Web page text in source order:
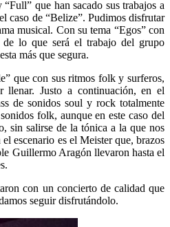
que han sacado sus trabajos a
caso de “Belize”. Pudimos disfrutar
musical. Con su tema “Egos” con
de lo que será el trabajo del grupo
más que segura.
que con sus ritmos folk y surferos,
llenar. Justo a continuación, en el
de sonidos soul y rock totalmente
folk, aunque en este caso del
sin salirse de la tónica a la que nos
escenario es el Meister que, brazos
Guillermo Aragón llevaron hasta el
con un concierto de calidad que
seguir disfrutándolo.